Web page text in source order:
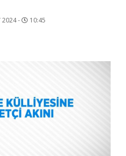
2024 - 10:45